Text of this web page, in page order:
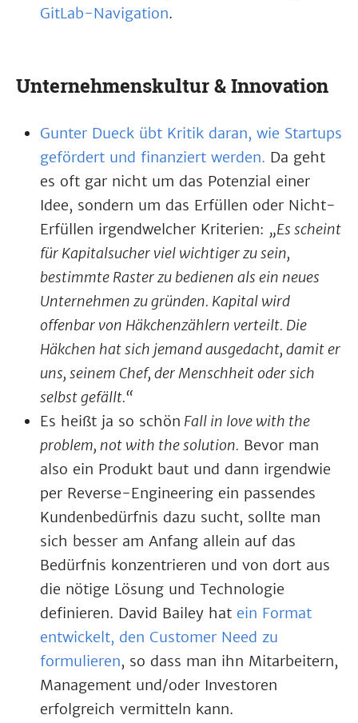
GitLab-Navigation.
Unternehmenskultur & Innovation
Gunter Dueck übt Kritik daran, wie Startups
gefördert und finanziert werden. Da geht
es oft gar nicht um das Potenzial einer
Idee, sondern um das Erfüllen oder Nicht-
Erfüllen irgendwelcher Kriterien: „Es scheint
für Kapitalsucher viel wichtiger zu sein,
bestimmte Raster zu bedienen als ein neues
Unternehmen zu gründen. Kapital wird
offenbar von Häkchenzählern verteilt. Die
Häkchen hat sich jemand ausgedacht, damit er
uns, seinem Chef, der Menschheit oder sich
selbst gefällt.“
Es heißt ja so schön Fall in love with the
problem, not with the solution. Bevor man
also ein Produkt baut und dann irgendwie
per Reverse-Engineering ein passendes
Kundenbedürfnis dazu sucht, sollte man
sich besser am Anfang allein auf das
Bedürfnis konzentrieren und von dort aus
die nötige Lösung und Technologie
definieren. David Bailey hat ein Format
entwickelt, den Customer Need zu
formulieren, so dass man ihn Mitarbeitern,
Management und/oder Investoren
erfolgreich vermitteln kann.